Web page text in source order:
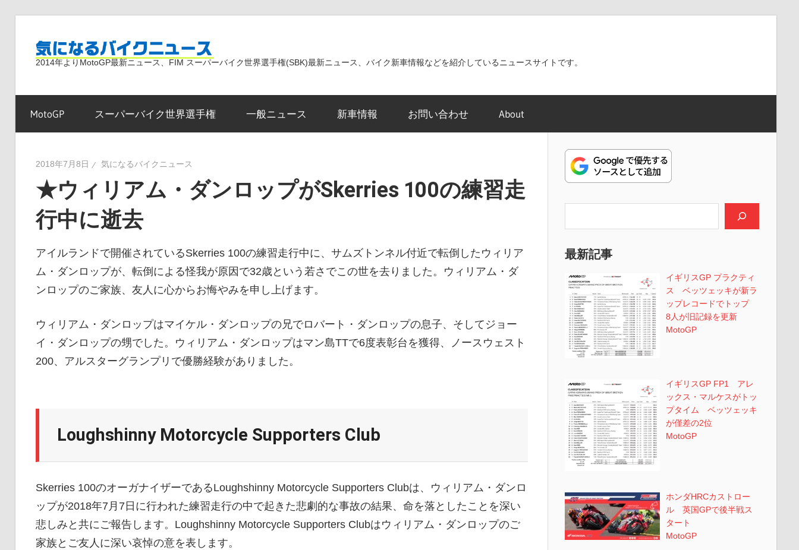
気
に
る
バ
イ
ク
ニ
ュ
ー
ス
2014年よりMotoGP最新ニュース、FIM スーパーバイク世界選手権(SBK)最新ニュース、バイク新車情報などを紹介しているニュースサイトです。
MotoGP スーパーバイク世界選手権 一般ニュース 新車情報 お問い合わせ About
2018年7月8日 気になるバイクニュース
★ウィリアム・ダンロップがSkerries 100の練習走
行中に逝去
アイルランドで開催されているSkerries 100の練習走行中に、サムズトンネル付近で転倒したウィリア
ム・ダンロップが、転倒による怪我が原因で32歳という若さでこの世を去りました。ウィリアム・ダ
ンロップのご家族、友人に心からお悔やみを申し上げます。
ウィリアム・ダンロップはマイケル・ダンロップの兄でロバート・ダンロップの息子、そしてジョー
イ・ダンロップの甥でした。ウィリアム・ダンロップはマン島TTで6度表彰台を獲得、ノースウェスト
200、アルスターグランプリで優勝経験がありました。
Loughshinny Motorcycle Supporters Club
Skerries 100のオーガナイザーであるLoughshinny Motorcycle Supporters Clubは、ウィリアム・ダンロ
ップが2018年7月7日に行われた練習走行の中で起きた悲劇的な事故の結果、命を落としたことを深い
悲しみと共にご報告します。Loughshinny Motorcycle Supporters Clubはウィリアム・ダンロップのご
家族とご友人に深い哀悼の意を表します。
最新記事
イギリスGP プラクティ
ス ベッツェッキが新ラ
ップレコードでトップ
8人が旧記録を更新
MotoGP
イギリスGP FP1 アレ
ックス・マルケスがトッ
プタイム ベッツェッキ
が僅差の2位
MotoGP
ホンダHRCカストロー
ル 英国GPで後半戦ス
タート
MotoGP